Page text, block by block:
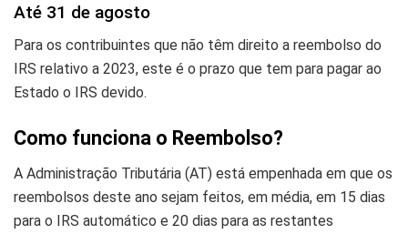
Até 31 de agosto
Para os contribuintes que não têm direito a reembolso do
IRS relativo a 2023, este é o prazo que tem para pagar ao
Estado o IRS devido.
Como funciona o Reembolso?
A Administração Tributária (AT) está empenhada em que os
reembolsos deste ano sejam feitos, em média, em 15 dias
para o IRS automático e 20 dias para as restantes